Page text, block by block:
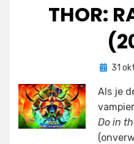
THOR:
door
31
Als je
Do in